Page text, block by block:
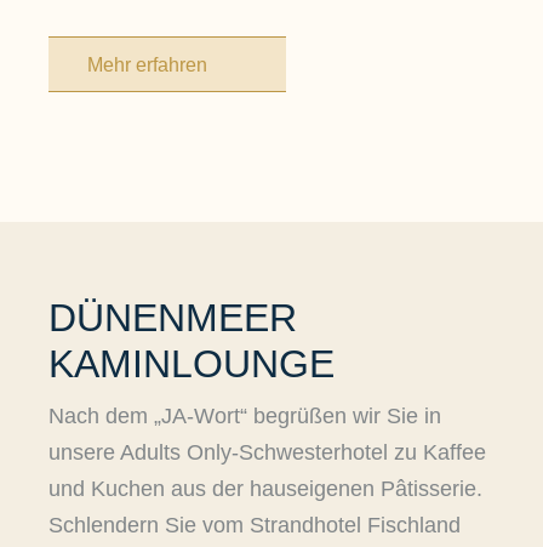
Mehr erfahren
DÜNENMEER
KAMINLOUNGE
Nach dem „JA-Wort“ begrüßen wir Sie in
unsere Adults Only-Schwesterhotel zu Kaffee
und Kuchen aus der hauseigenen Pâtisserie.
Schlendern Sie vom Strandhotel Fischland